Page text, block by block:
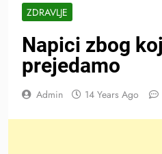
ZDRAVLJE
Napici zbog
prejedamo
Admin 14 Years Ago